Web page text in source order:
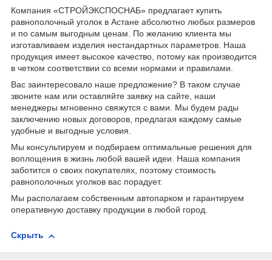
Компания «СТРОЙЭКСПОСНАБ» предлагает купить
равнополочный уголок в Астане абсолютно любых размеров
и по самым выгодным ценам. По желанию клиента мы
изготавливаем изделия нестандартных параметров. Наша
продукция имеет высокое качество, потому как производится
в четком соответствии со всеми нормами и правилами.
Вас заинтересовало наше предложение? В таком случае
звоните нам или оставляйте заявку на сайте, наши
менеджеры мгновенно свяжутся с вами. Мы будем рады
заключению новых договоров, предлагая каждому самые
удобные и выгодные условия.
Мы консультируем и подбираем оптимальные решения для
воплощения в жизнь любой вашей идеи. Наша компания
заботится о своих покупателях, поэтому стоимость
равнополочных уголков вас порадует.
Мы располагаем собственным автопарком и гарантируем
оперативную доставку продукции в любой город.
Скрыть